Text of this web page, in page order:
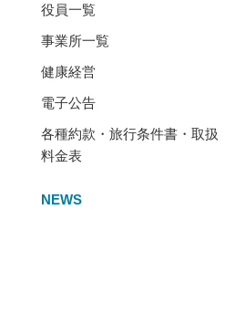
役員一覧
事業所一覧
健康経営
電子公告
各種約款・旅行条件書・取扱
料金表
NEWS